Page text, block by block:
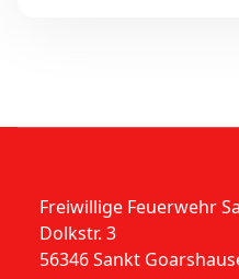
Freiwillige Feuerwehr
Dolkstr. 3
56346 Sankt